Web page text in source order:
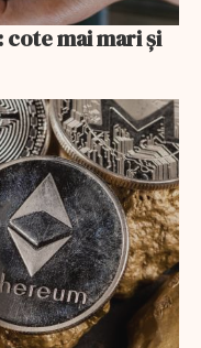
mai mari și